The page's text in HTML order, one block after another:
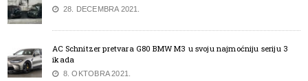
28. DECEMBRA 2021.
AC Schnitzer pretvara G80 BMW M3 u svoju najmoćniju seriju 3
ikada
8. OKTOBRA 2021.